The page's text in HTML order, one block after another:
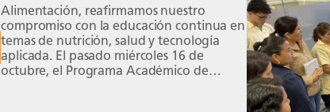
Alimentación, reafirmamos nuestro
compromiso con la educación continua en
temas de nutrición, salud y tecnología
aplicada. El pasado miércoles 16 de
octubre, el Programa Académico de